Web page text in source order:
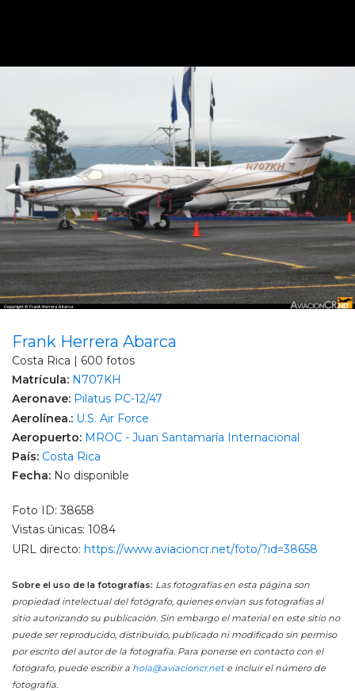
Frank Herrera Abarca
Costa Rica | 600 fotos
Matrícula: N707KH
Aeronave: Pilatus PC-12/47
Aerolínea.: U.S. Air Force
Aeropuerto: MROC - Juan Santamaría Internacional
País: Costa Rica
Fecha: No disponible
Foto ID: 38658
Vistas únicas: 1084
URL directo: https://www.aviacioncr.net/foto/?id=38658
Sobre el uso de la fotografías: Las fotografías en esta página son
propiedad intelectual del fotógrafo, quienes envían sus fotografías al
sitio autorizando su publicación. Sin embargo el material en este sitio no
puede ser reproducido, distribuido, publicado ni modificado sin permiso
por escrito del autor de la fotografía. Para ponerse en contacto con el
fotógrafo, puede escribir a hola@aviacioncr.nete incluir el número de
fotografía.